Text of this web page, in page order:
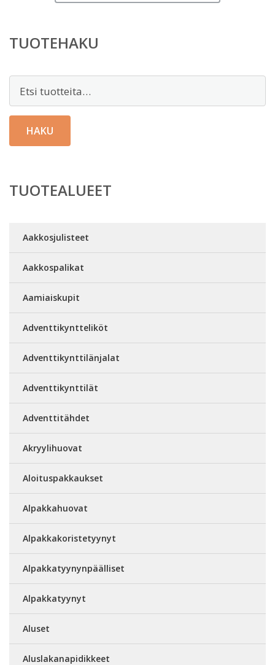
TUOTEHAKU
HAKU
TUOTEALUEET
Aakkosjulisteet
Aakkospalikat
Aamiaiskupit
Adventtikyntteliköt
Adventtikynttilänjalat
Adventtikynttilät
Adventtitähdet
Akryylihuovat
Aloituspakkaukset
Alpakkahuovat
Alpakkakoristetyynyt
Alpakkatyynynpäälliset
Alpakkatyynyt
Aluset
Aluslakanapidikkeet